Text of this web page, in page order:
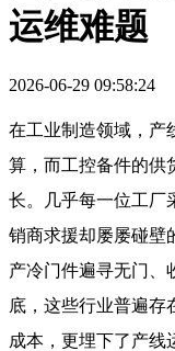
运维难题
2026-06-29 09:58:24
在工业制造领域，产
算，而工控备件的供
长。几乎每一位工厂
销商求援却屡屡碰壁
产冷门件遍寻无门、
底，这些行业普遍存
成本，更埋下了产线